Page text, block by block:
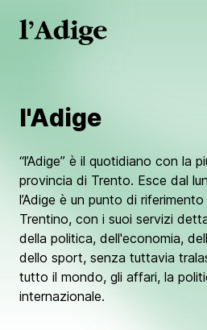
l'Adige
“l’Adige” è il quotidiano con la
provincia di Trento. Esce dal
l’Adige è un punto di
Trentino, con i suoi servizi
della politica, dell'economia,
dello sport, senza tuttavia
tutto il mondo, gli affari, la
internazionale.